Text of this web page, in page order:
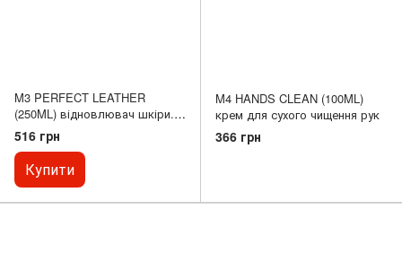
M3 PERFECT LEATHER
(250ML) відновлювач шкіри.
крем. очищує всі типи шкіри
516 грн
Купити
M4 HANDS CLEAN (100ML)
крем для сухого чищення рук
366 грн